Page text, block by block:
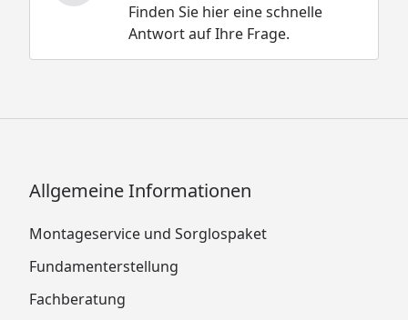
Finden Sie hier eine schnelle
Antwort auf Ihre Frage.
Allgemeine Informationen
Montageservice und Sorglospaket
Fundamenterstellung
Fachberatung